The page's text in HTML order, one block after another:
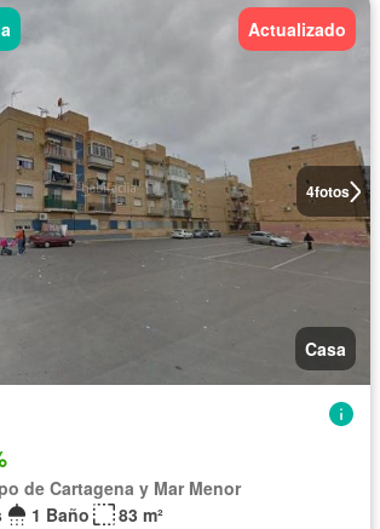
4fotos
Actualizado
Casa
de Cartagena y Mar Menor
1 Baño 83 m²